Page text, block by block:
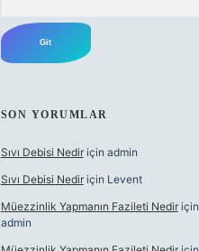
SON YORUMLAR
Sıvı Debisi Nediriçin admin
Sıvı Debisi Nediriçin Levent
Müezzinlik Yapmanın Fazileti Nediriçin
admin